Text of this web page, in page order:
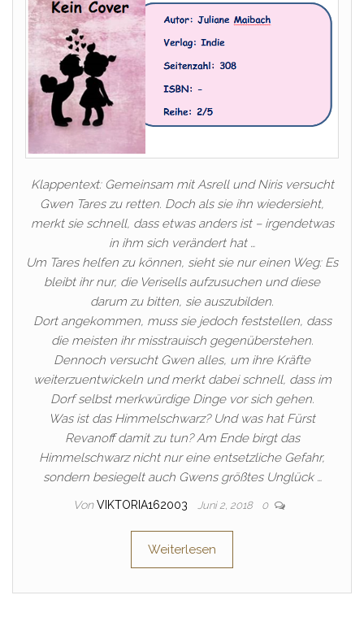
Klappentext: Gemeinsam mit Asrell und Niris versucht
Gwen Tares zu retten. Doch als sie ihn wiedersieht,
merkt sie schnell, dass etwas anders ist – irgendetwas
in ihm sich verändert hat …
Um Tares helfen zu können, sieht sie nur einen Weg: Es
bleibt ihr nur, die Verisells aufzusuchen und diese
darum zu bitten, sie auszubilden.
Dort angekommen, muss sie jedoch feststellen, dass
die meisten ihr misstrauisch gegenüberstehen.
Dennoch versucht Gwen alles, um ihre Kräfte
weiterzuentwickeln und merkt dabei schnell, dass im
Dorf selbst merkwürdige Dinge vor sich gehen.
Was ist das Himmelschwarz? Und was hat Fürst
Revanoff damit zu tun? Am Ende birgt das
Himmelschwarz nicht nur eine entsetzliche Gefahr,
sondern besiegelt auch Gwens größtes Unglück …
Von VIKTORIA162003 Juni 2, 2018 0
Weiterlesen